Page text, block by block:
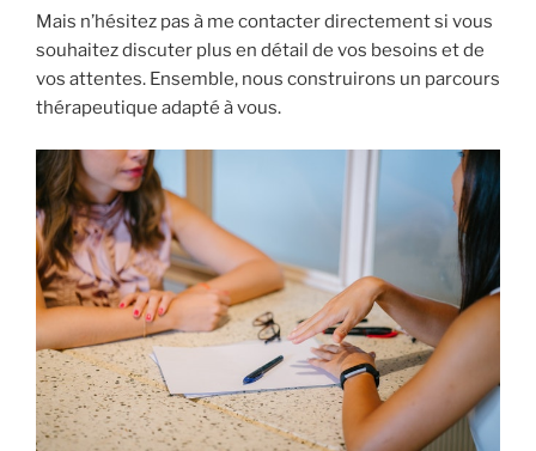
Mais n’hésitez pas à me contacter directement si vous
souhaitez discuter plus en détail de vos besoins et de
vos attentes. Ensemble, nous construirons un parcours
thérapeutique adapté à vous.